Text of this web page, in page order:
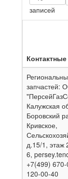
записей
запчастей:
Калужская
Боровский
Кривское,
д.15/1,
6,
+7(499)
120-00-40